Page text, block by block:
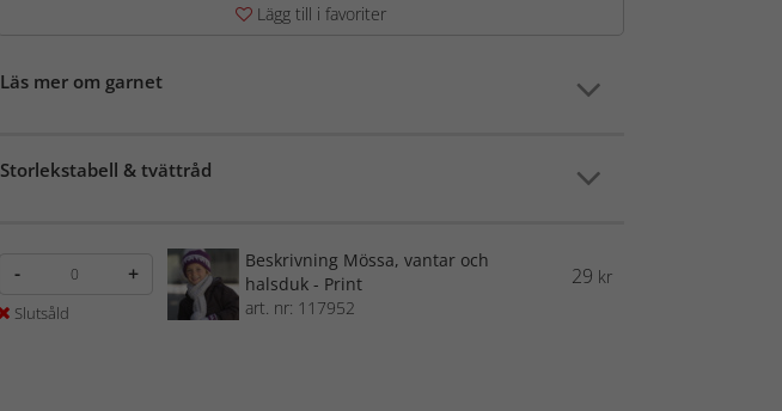
Lägg till i favoriter
Läs mer om garnet
Storlekstabell & tvättråd
- +
Slutsåld
Beskrivning Mössa, vantar och
halsduk - Print
art. nr: 117952
29 kr